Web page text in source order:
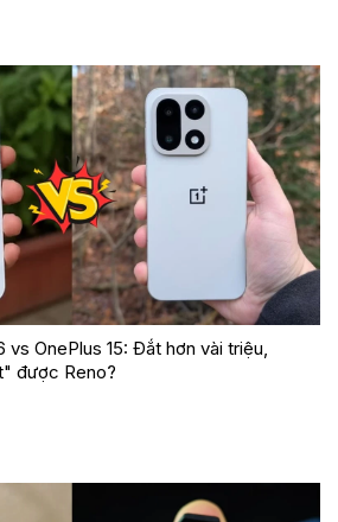
vs OnePlus 15: Đắt hơn vài triệu,
được Reno?